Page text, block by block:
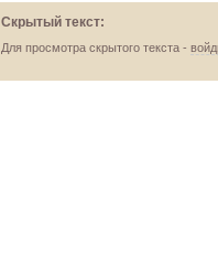
Скрытый текст:
Для просмотра скрытого текста -